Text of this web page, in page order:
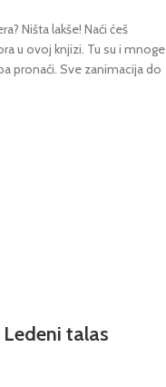
Ništa lakše! Naći ćeš
u ovoj knjizi. Tu su i mnoge
pronaći. Sve zanimacija do
talas